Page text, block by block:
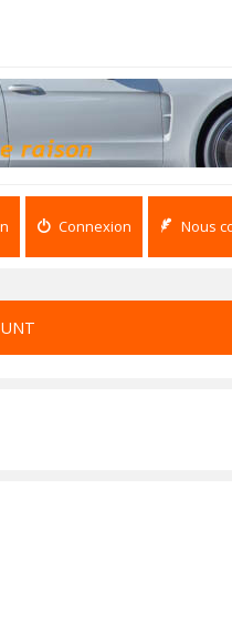
Connexion Nous